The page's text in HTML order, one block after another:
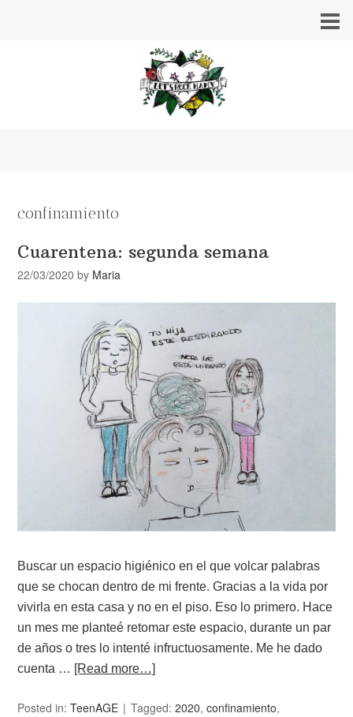
confinamiento
Cuarentena: segunda semana
22/03/2020 by Maria
Buscar un espacio higiénico en el que volcar palabras
que se chocan dentro de mi frente. Gracias a la vida por
vivirla en esta casa y no en el piso. Eso lo primero. Hace
un mes me planteé retomar este espacio, durante un par
de años o tres lo intenté infructuosamente. Me he dado
cuenta … [Read more…]
Posted in:TeenAGE Tagged:2020,confinamiento,